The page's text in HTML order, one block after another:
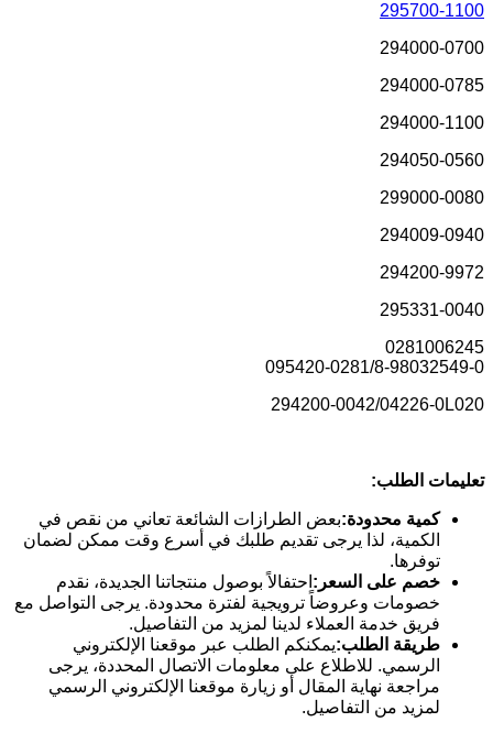
295700-1100
294000-0700
294000-0785
294000-1100
294050-0560
299000-0080
294009-0940
294200-9972
295331-0040
0281006245
095420-0281/8-98032549-0
294200-0042/04226-0L020
تعليمات الطلب:
كمية محدودة:بعض الطرازات الشائعة تعاني من نقص في
الكمية، لذا يرجى تقديم طلبك في أسرع وقت ممكن لضمان
توفرها.
خصم على السعر: احتفالاً بوصول منتجاتنا الجديدة، نقدم
خصومات وعروضاً ترويجية لفترة محدودة. يرجى التواصل مع
فريق خدمة العملاء لدينا لمزيد من التفاصيل.
طريقة الطلب:يمكنكم الطلب عبر موقعنا الإلكتروني
الرسمي. للاطلاع على معلومات الاتصال المحددة، يرجى
مراجعة نهاية المقال أو زيارة موقعنا الإلكتروني الرسمي
لمزيد من التفاصيل.